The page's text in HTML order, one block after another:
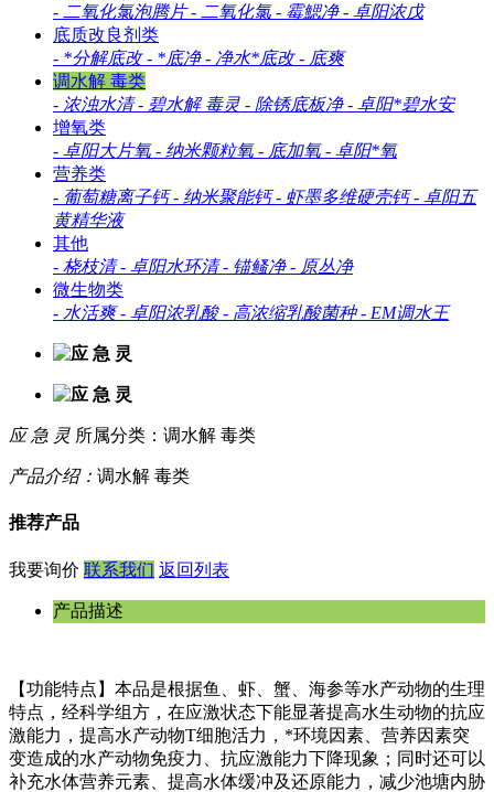
- 二氧化氯泡腾片 - 二氧化氯 - 霉鰓净 - 卓阳浓戊
底质改良剂类
- *分解底改 - *底净 - 净水*底改 - 底爽
调水解 毒类
- 浓浊水清 - 碧水解 毒灵 - 除锈底板净 - 卓阳*碧水安
增氧类
- 卓阳大片氧 - 纳米颗粒氧 - 底加氧 - 卓阳*氧
营养类
- 葡萄糖离子钙 - 纳米聚能钙 - 虾墨多维硬壳钙 - 卓阳五
黄精华液
其他
- 桡枝清 - 卓阳水环清 - 锚鳋净 - 原丛净
微生物类
- 水活爽 - 卓阳浓乳酸 - 高浓缩乳酸菌种 - EM调水王
应 急 灵 所属分类：调水解 毒类
产品介绍： 调水解 毒类
推荐产品
我要询价 联系我们 返回列表
产品描述
【功能特点】本品是根据鱼、虾、蟹、海参等水产动物的生理
特点，经科学组方，在应激状态下能显著提高水生动物的抗应
激能力，提高水产动物T细胞活力，*环境因素、营养因素突
变造成的水产动物免疫力、抗应激能力下降现象；同时还可以
补充水体营养元素、提高水体缓冲及还原能力，减少池塘内胁